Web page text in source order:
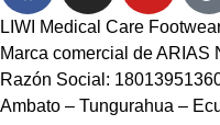
LIWI Medical Care
Marca comercial de ARIAS
Razón Social:
Ambato – Tungurahua –